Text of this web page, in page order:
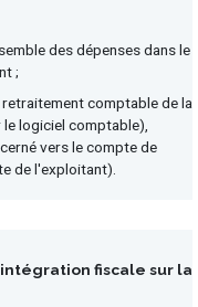
des dépenses dans le
;
comptable de la
logiciel comptable),
vers le compte de
de l'exploitant).
fiscale sur la